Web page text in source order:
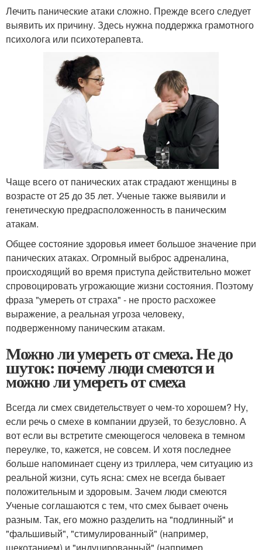
Лечить панические атаки сложно. Прежде всего следует
выявить их причину. Здесь нужна поддержка грамотного
психолога или психотерапевта.
Чаще всего от панических атак страдают женщины в
возрасте от 25 до 35 лет. Ученые также выявили и
генетическую предрасположенность в паническим
атакам.
Общее состояние здоровья имеет большое значение при
панических атаках. Огромный выброс адреналина,
происходящий во время приступа действительно может
спровоцировать угрожающие жизни состояния. Поэтому
фраза "умереть от страха" - не просто расхожее
выражение, а реальная угроза человеку,
подверженному паническим атакам.
Можно ли умереть от смеха. Не до
шуток: почему люди смеются и
можно ли умереть от смеха
Всегда ли смех свидетельствует о чем-то хорошем? Ну,
если речь о смехе в компании друзей, то безусловно. А
вот если вы встретите смеющегося человека в темном
переулке, то, кажется, не совсем. И хотя последнее
больше напоминает сцену из триллера, чем ситуацию из
реальной жизни, суть ясна: смех не всегда бывает
положительным и здоровым. Зачем люди смеются
Ученые соглашаются с тем, что смех бывает очень
разным. Так, его можно разделить на "подлинный" и
"фальшивый", "стимулированный" (например,